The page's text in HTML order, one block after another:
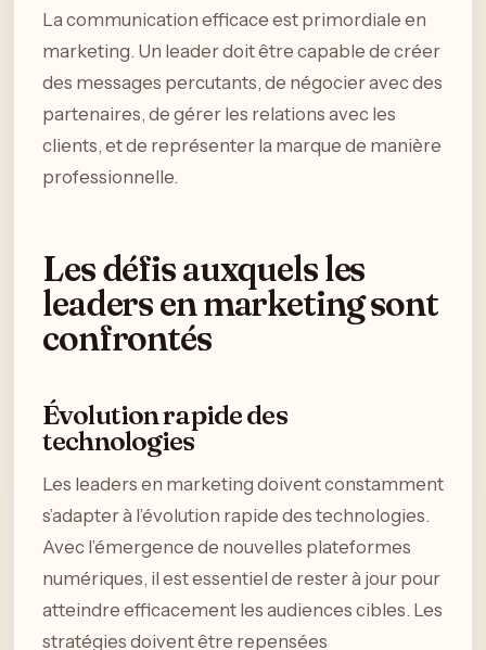
La communication efficace est primordiale en
marketing. Un leader doit être capable de créer
des messages percutants, de négocier avec des
partenaires, de gérer les relations avec les
clients, et de représenter la marque de manière
professionnelle.
Les défis auxquels les
leaders en marketing sont
confrontés
Évolution rapide des
technologies
Les leaders en marketing doivent constamment
s’adapter à l’évolution rapide des technologies.
Avec l’émergence de nouvelles plateformes
numériques, il est essentiel de rester à jour pour
atteindre efficacement les audiences cibles. Les
stratégies doivent être repensées